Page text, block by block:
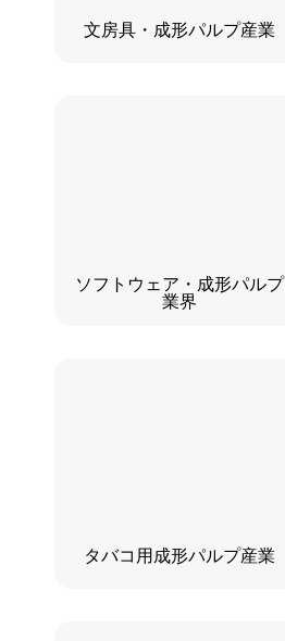
文房具・成形パルプ産業
ソフトウェア・成形パルプ
業界
タバコ用成形パルプ産業